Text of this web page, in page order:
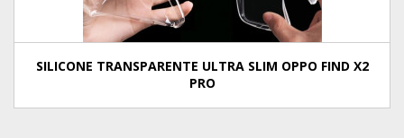
SILICONE TRANSPARENTE ULTRA SLIM OPPO FIND X2
PRO